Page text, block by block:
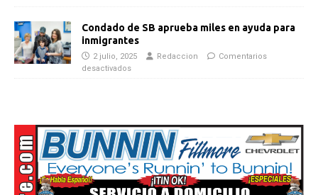
Condado de SB aprueba miles en ayuda para
inmigrantes
2 julio, 2025 Redaccion
Comentarios
desactivados